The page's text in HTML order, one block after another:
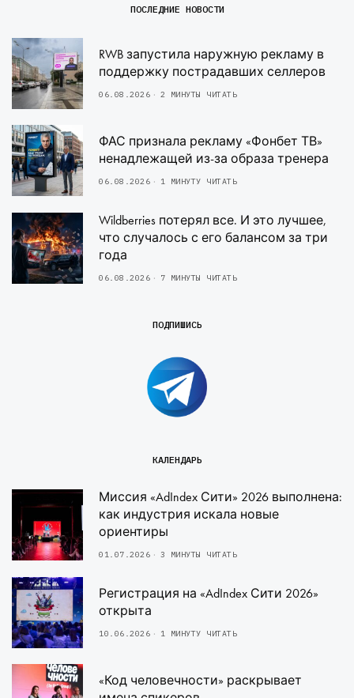
ПОСЛЕДНИЕ НОВОСТИ
RWB запустила наружную рекламу в
поддержку пострадавших селлеров
06.08.2026 2 МИНУТЫ ЧИТАТЬ
ФАС признала рекламу «Фонбет ТВ»
ненадлежащей из-за образа тренера
06.08.2026 1 МИНУТУ ЧИТАТЬ
Wildberries потерял все. И это лучшее,
что случалось с его балансом за три
года
06.08.2026 7 МИНУТЫ ЧИТАТЬ
ПОДПИШИСЬ
КАЛЕНДАРЬ
Миссия «AdIndex Сити» 2026 выполнена:
как индустрия искала новые
ориентиры
01.07.2026 3 МИНУТЫ ЧИТАТЬ
Регистрация на «AdIndex Сити 2026»
открыта
10.06.2026 1 МИНУТУ ЧИТАТЬ
«Код человечности» раскрывает